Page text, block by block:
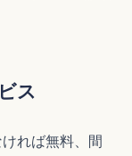
ス
れば無料、間